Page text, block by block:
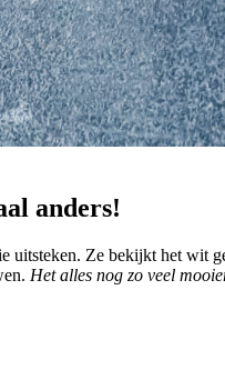
anders!
Ze bekijkt het wit
Het alles nog zo veel